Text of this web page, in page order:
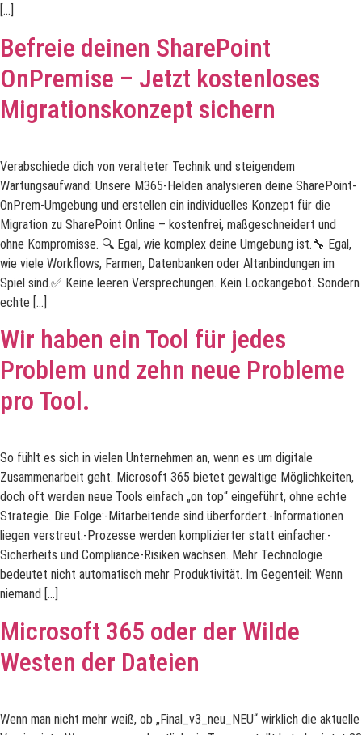
[…]
Befreie deinen SharePoint
OnPremise – Jetzt kostenloses
Migrationskonzept sichern
Verabschiede dich von veralteter Technik und steigendem
Wartungsaufwand: Unsere M365-Helden analysieren deine SharePoint-
OnPrem-Umgebung und erstellen ein individuelles Konzept für die
Migration zu SharePoint Online – kostenfrei, maßgeschneidert und
ohne Kompromisse. 🔍 Egal, wie komplex deine Umgebung ist.🔧 Egal,
wie viele Workflows, Farmen, Datenbanken oder Altanbindungen im
Spiel sind.✅ Keine leeren Versprechungen. Kein Lockangebot. Sondern
echte […]
Wir haben ein Tool für jedes
Problem und zehn neue Probleme
pro Tool.
So fühlt es sich in vielen Unternehmen an, wenn es um digitale
Zusammenarbeit geht. Microsoft 365 bietet gewaltige Möglichkeiten,
doch oft werden neue Tools einfach „on top“ eingeführt, ohne echte
Strategie. Die Folge:-Mitarbeitende sind überfordert.-Informationen
liegen verstreut.-Prozesse werden komplizierter statt einfacher.-
Sicherheits und Compliance-Risiken wachsen. Mehr Technologie
bedeutet nicht automatisch mehr Produktivität. Im Gegenteil: Wenn
niemand […]
Microsoft 365 oder der Wilde
Westen der Dateien
Wenn man nicht mehr weiß, ob „Final_v3_neu_NEU“ wirklich die aktuelle